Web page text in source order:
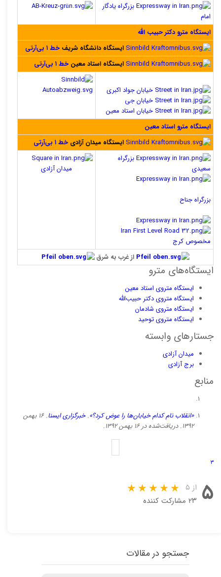
بزرگراه یادگار
امام
ایستگاه مترو دکتر حبیب الله
ایستگاه دانشگاه شریف خط ۱ بی‌آرتی
ایستگاه استاد معین خط ۱ بی‌آرتی
خیابان جواد اکبری
خیابان جی
خیابان استاد معین
ایستگاه مترو استاد معین
ایستگاه میدان آزادی خط ۱ بی‌آرتی
بزرگراه
سعیدی
بزرگراه جناح
مخصوص کرج
میدان آزادی
از غرب به شرق
ایستگاه‌های مترو
ایستگاه متروی استاد معین
ایستگاه متروی دکتر حبیب‌الله
ایستگاه متروی شادمان
ایستگاه متروی توحید
جستارهای وابسته
میدان آزادی
برج آزادی
منابع
«انقلاب نام کدام خیابان‌ها را عوض کرد؟».خبرگزاری ایسنا.
۱۶ بهمن
۱۳۹۲. دریافت‌شده در ۱۶ بهمن ۱۳۹۲ .
۳
۵ از ۵
۲۳ مشارکت کننده
جستجو در مقالات